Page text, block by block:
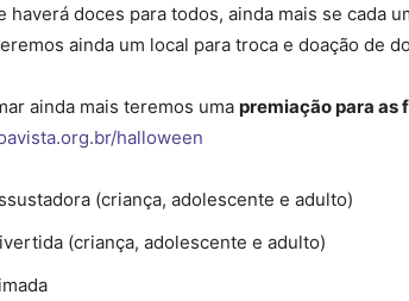
haverá doces para todos, ainda mais se cada
ainda um local para troca e doação de
ainda mais teremos uma premiação para as
halloween
(criança, adolescente e adulto)
(criança, adolescente e adulto)